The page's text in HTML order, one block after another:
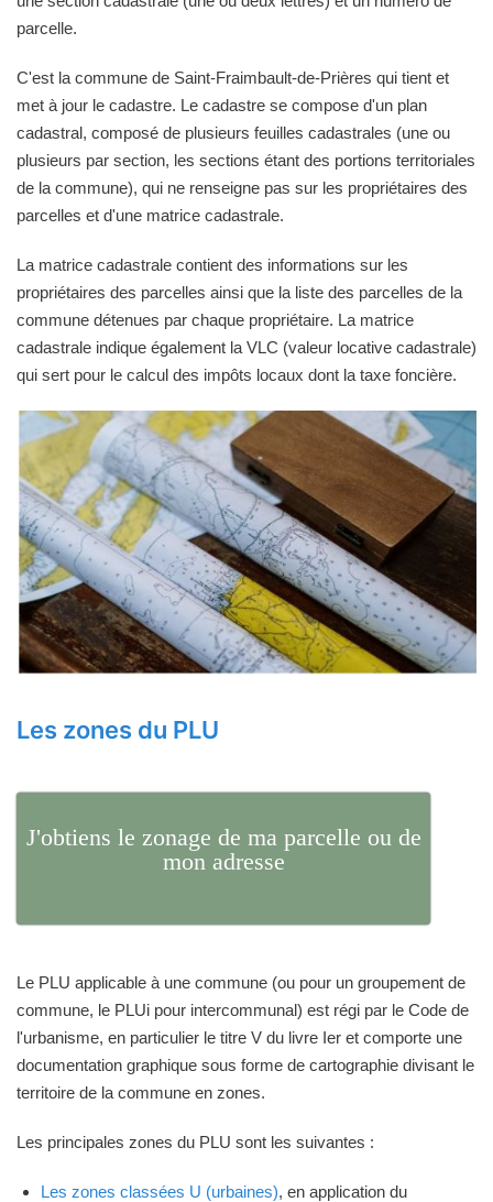
parcelle.
C'est la commune de Saint-Fraimbault-de-Prières qui tient et
met à jour le cadastre. Le cadastre se compose d'un plan
cadastral, composé de plusieurs feuilles cadastrales (une ou
plusieurs par section, les sections étant des portions territoriales
de la commune), qui ne renseigne pas sur les propriétaires des
parcelles et d'une matrice cadastrale.
La matrice cadastrale contient des informations sur les
propriétaires des parcelles ainsi que la liste des parcelles de la
commune détenues par chaque propriétaire. La matrice
cadastrale indique également la VLC (valeur locative cadastrale)
qui sert pour le calcul des impôts locaux dont la taxe foncière.
Les zones du PLU
J'obtiens le zonage de ma parcelle ou de
mon adresse
Le PLU applicable à une commune (ou pour un groupement de
commune, le PLUi pour intercommunal) est régi par le Code de
l'urbanisme, en particulier le titre V du livre Ier et comporte une
documentation graphique sous forme de cartographie divisant le
territoire de la commune en zones.
Les principales zones du PLU sont les suivantes :
Les zones classées U (urbaines), en application du